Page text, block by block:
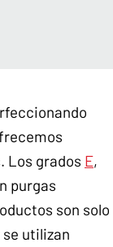
Los grados E,
purgas
son solo
utilizan